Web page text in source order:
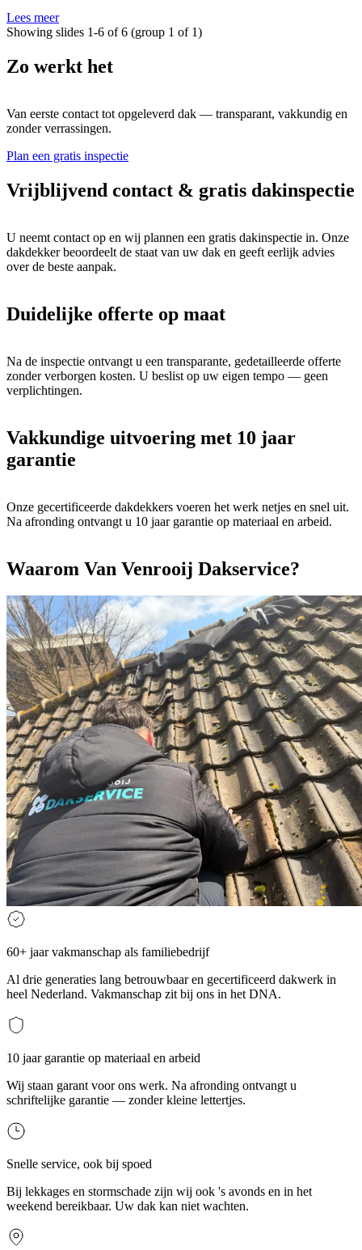
Lees meer
Showing slides 1-6 of 6 (group 1 of 1)
Zo werkt het
Van eerste contact tot opgeleverd dak — transparant, vakkundig en
zonder verrassingen.
Plan een gratis inspectie
Vrijblijvend contact & gratis dakinspectie
U neemt contact op en wij plannen een gratis dakinspectie in. Onze
dakdekker beoordeelt de staat van uw dak en geeft eerlijk advies
over de beste aanpak.
Duidelijke offerte op maat
Na de inspectie ontvangt u een transparante, gedetailleerde offerte
zonder verborgen kosten. U beslist op uw eigen tempo — geen
verplichtingen.
Vakkundige uitvoering met 10 jaar
garantie
Onze gecertificeerde dakdekkers voeren het werk netjes en snel uit.
Na afronding ontvangt u 10 jaar garantie op materiaal en arbeid.
Waarom Van Venrooij Dakservice?
60+ jaar vakmanschap als familiebedrijf
Al drie generaties lang betrouwbaar en gecertificeerd dakwerk in
heel Nederland. Vakmanschap zit bij ons in het DNA.
10 jaar garantie op materiaal en arbeid
Wij staan garant voor ons werk. Na afronding ontvangt u
schriftelijke garantie — zonder kleine lettertjes.
Snelle service, ook bij spoed
Bij lekkages en stormschade zijn wij ook 's avonds en in het
weekend bereikbaar. Uw dak kan niet wachten.